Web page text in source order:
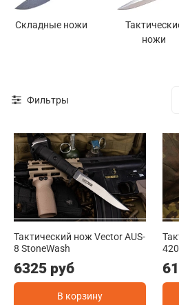
Складные ножи
ножи
Фильтры
Тактический нож Vector AUS-
8 StoneWash
6325 руб
В корзину